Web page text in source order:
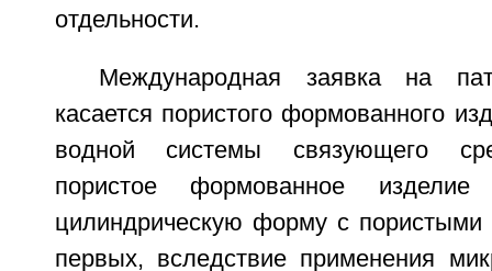
отдельности.
Международная заявка на
касается пористого формованного
водной системы связующего
пористое формованное
цилиндрическую форму с
первых, вследствие применения